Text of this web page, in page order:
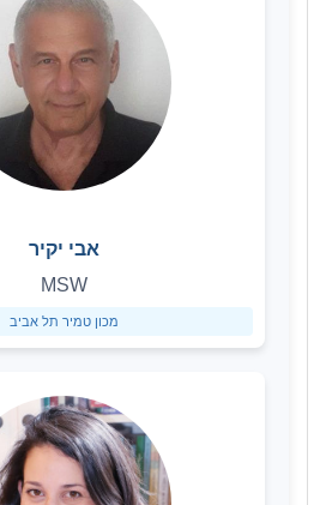
אבי יקיר
MSW
מכון טמיר תל אביב